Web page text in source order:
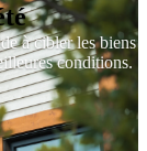
à cibler les biens
conditions.